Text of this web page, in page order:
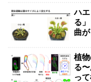
ハ
る
曲
植
る
っ